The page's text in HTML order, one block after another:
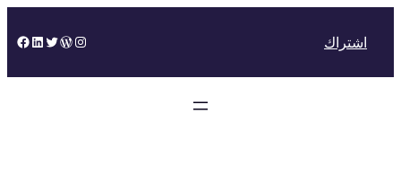
to
Facebook
LinkedIn
Twitter
WordPress
Instagram اشتراك